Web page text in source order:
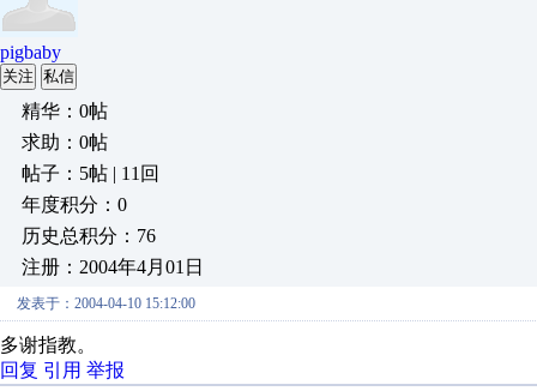
pigbaby
关注 私信
精华：0帖
求助：0帖
帖子：5帖 | 11回
年度积分：0
历史总积分：76
注册：2004年4月01日
发表于：2004-04-10 15:12:00
多谢指教。
回复 引用 举报